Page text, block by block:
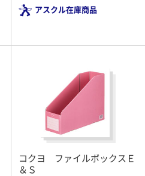
アスクル在庫商品
コクヨ ファイルボックスＥ
＆Ｓ